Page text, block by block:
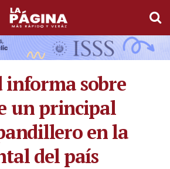
informa sobre
un principal
en la
del país